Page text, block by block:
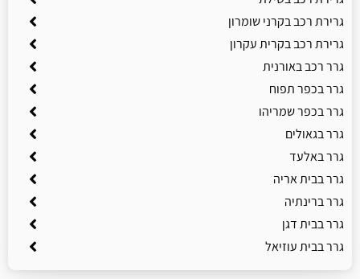
גרירת רכב בקרני שומרון
גרירת רכב בקרית עקרון
גרר רכב באורנית
גרר בכפר תפוח
גרר בכפר שמריהו
גרר בגאולים
גרר באלעד
גרר בבית אריה
גרר ברינתיה
גרר בבית דגן
גרר בבית עוזיאל